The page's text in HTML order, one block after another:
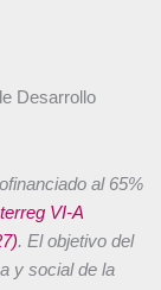
Desarrollo
al 65%
VI-A
. El objetivo del
y social de la